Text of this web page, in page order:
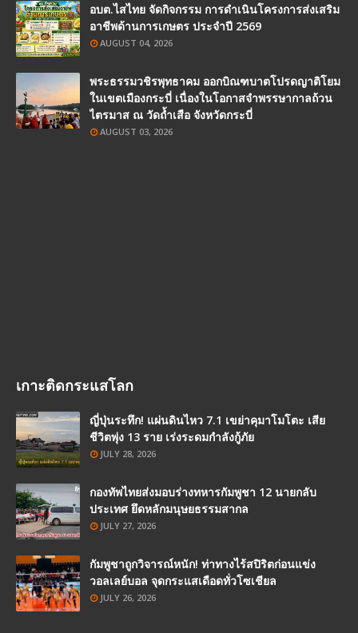
อบต.ไสไทย จัดกิจกรรม การดำเนินโครงการส่งเสริม
อาชีพด้านการเกษตร ประจำปี 2569
AUGUST 04, 2026
พระธรรมวชิรพุทธาคม ออกบิณฑบาตโปรดญาติโยม
ในเขตเมืองกระบี่ เนื่องในโอกาสจำพรรษากาลถ้วน
ไตรมาส ณ วัดถ้ำเสือ จังหวัดกระบี่
AUGUST 03, 2026
เกาะติดกระแสโลก
ญี่ปุ่นระทึก! แผ่นดินไหว 7.1 เขย่าคุมาโมโตะ เสีย
ชีวิตพุ่ง 13 ราย เร่งระดมกำลังกู้ภัย
JULY 28, 2026
กองทัพไทยส่งมอบร่างทหารกัมพูชา 12 นายกลับ
ประเทศ ยึดหลักมนุษยธรรมสากล
JULY 27, 2026
กัมพูชาถูกวิจารณ์หนัก! ท่าทางไร้สปิริตก่อนแข่ง
วอลเลย์บอล จุดกระแสเดือดทั่วโซเชียล
JULY 26, 2026